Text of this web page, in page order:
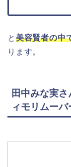
と 美容賢者の中
ります。
田中みな実
ィモリムーバ